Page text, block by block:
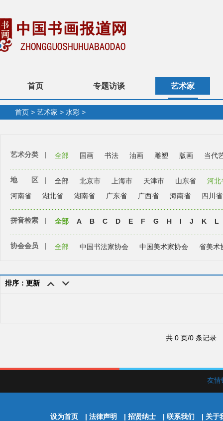
首页 专题访谈 艺术家
首页 > 艺术家 > 水彩 >
艺术分类 | 全部 国画 书法 油画 雕塑 版画 当代
地 区 | 全部 北京市 上海市 天津市 山东省
河北
河南省
湖北省 湖南省 广东省 广西省 海南省 四川省
拼音检索 | 全部 A B C D E F G H I J K L
协会会员 | 全部 中国书法家协会 中国美术家协会 省美术
排序：更新
共 0 页/0 条记录
友
设为首页 | 法律声明 | 招贤纳士 | 联系我们 | 关于